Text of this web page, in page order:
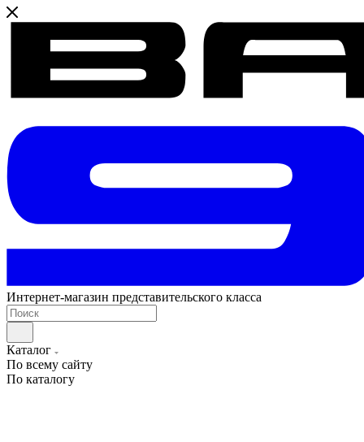
Интернет-магазин представительского класса
Каталог
По всему сайту
По каталогу